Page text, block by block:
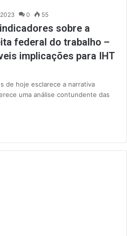
0 55
sobre a
federal do trabalho –
implicações para IHT
de hoje esclarece a narrativa
uma análise contundente das